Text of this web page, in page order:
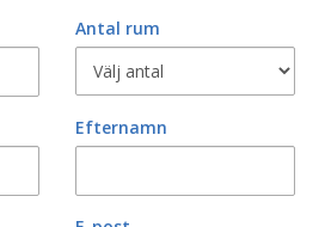
Antal rum
Efternamn